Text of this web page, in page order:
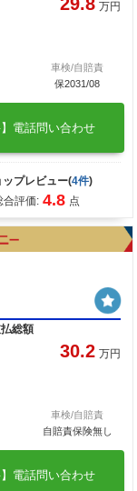
万円
車検/自賠責
保2031/08
】電話問い合わせ
ップレビュー(4件)
合評価: 4.8 点
総額
30.2 万円
車検/自賠責
自賠責保険無し
】電話問い合わせ